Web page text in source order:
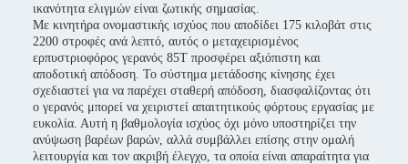
ικανότητα ελιγμών είναι ζωτικής σημασίας.
Με κινητήρα ονομαστικής ισχύος που αποδίδει 175 κιλοβάτ στις
2200 στροφές ανά λεπτό, αυτός ο μεταχειρισμένος
ερπυστριοφόρος γερανός 85T προσφέρει αξιόπιστη και
αποδοτική απόδοση. Το σύστημα μετάδοσης κίνησης έχει
σχεδιαστεί για να παρέχει σταθερή απόδοση, διασφαλίζοντας ότι
ο γερανός μπορεί να χειριστεί απαιτητικούς φόρτους εργασίας με
ευκολία. Αυτή η βαθμολογία ισχύος όχι μόνο υποστηρίζει την
ανύψωση βαρέων βαρών, αλλά συμβάλλει επίσης στην ομαλή
λειτουργία και τον ακριβή έλεγχο, τα οποία είναι απαραίτητα για